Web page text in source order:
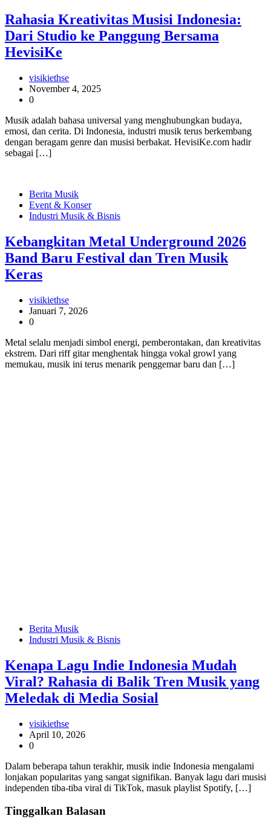
Rahasia Kreativitas Musisi Indonesia:
Dari Studio ke Panggung Bersama
HevisiKe
visikiethse
November 4, 2025
0
Musik adalah bahasa universal yang menghubungkan budaya,
emosi, dan cerita. Di Indonesia, industri musik terus berkembang
dengan beragam genre dan musisi berbakat. HevisiKe.com hadir
sebagai […]
Berita Musik
Event & Konser
Industri Musik & Bisnis
Kebangkitan Metal Underground 2026
Band Baru Festival dan Tren Musik
Keras
visikiethse
Januari 7, 2026
0
Metal selalu menjadi simbol energi, pemberontakan, dan kreativitas
ekstrem. Dari riff gitar menghentak hingga vokal growl yang
memukau, musik ini terus menarik penggemar baru dan […]
Berita Musik
Industri Musik & Bisnis
Kenapa Lagu Indie Indonesia Mudah
Viral? Rahasia di Balik Tren Musik yang
Meledak di Media Sosial
visikiethse
April 10, 2026
0
Dalam beberapa tahun terakhir, musik indie Indonesia mengalami
lonjakan popularitas yang sangat signifikan. Banyak lagu dari musisi
independen tiba-tiba viral di TikTok, masuk playlist Spotify, […]
Tinggalkan Balasan